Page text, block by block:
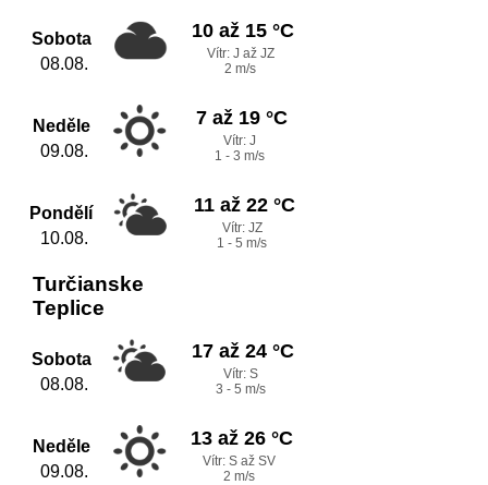
Sobota
08.08.
10 až 15 °C
Vítr: J až JZ
2 m/s
Neděle
09.08.
7 až 19 °C
Vítr: J
1 - 3 m/s
Pondělí
10.08.
11 až 22 °C
Vítr: JZ
1 - 5 m/s
Turčianske
Teplice
Sobota
08.08.
17 až 24 °C
Vítr: S
3 - 5 m/s
Neděle
09.08.
13 až 26 °C
Vítr: S až SV
2 m/s